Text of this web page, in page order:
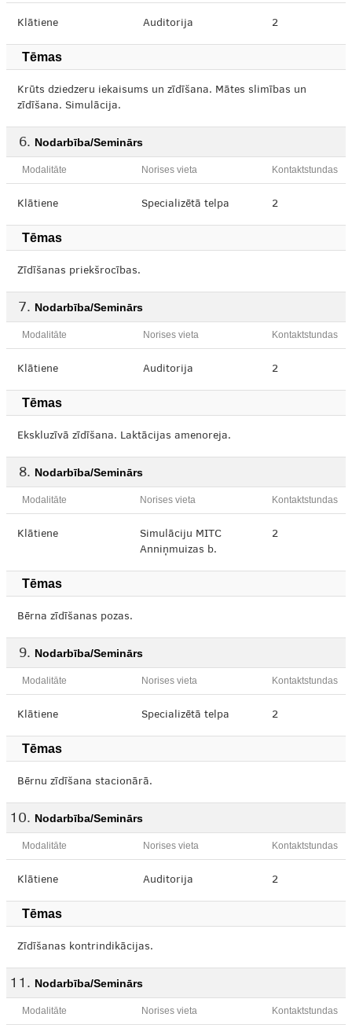
Klātiene Auditorija 2
Tēmas
Krūts dziedzeru iekaisums un zīdīšana. Mātes slimības un
zīdīšana. Simulācija.
Nodarbība/Seminārs
Modalitāte Norises vieta Kontaktstundas
Klātiene Specializētā telpa 2
Tēmas
Zīdīšanas priekšrocības.
Nodarbība/Seminārs
Modalitāte Norises vieta Kontaktstundas
Klātiene Auditorija 2
Tēmas
Ekskluzīvā zīdīšana. Laktācijas amenoreja.
Nodarbība/Seminārs
Modalitāte Norises vieta Kontaktstundas
Klātiene
Simulāciju MITC
Anniņmuizas b.
2
Tēmas
Bērna zīdīšanas pozas.
Nodarbība/Seminārs
Modalitāte Norises vieta Kontaktstundas
Klātiene Specializētā telpa 2
Tēmas
Bērnu zīdīšana stacionārā.
Nodarbība/Seminārs
Modalitāte Norises vieta Kontaktstundas
Klātiene Auditorija 2
Tēmas
Zīdīšanas kontrindikācijas.
Nodarbība/Seminārs
Modalitāte Norises vieta Kontaktstundas